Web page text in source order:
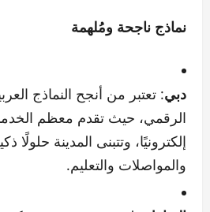
نماذج ناجحة ومُلهمة
دبي: تعتبر من أنجح النماذج
الرقمي، حيث تقدم معظم
إلكترونيًا، وتتبنى المدينة حلولًا
والمواصلات والتعليم.